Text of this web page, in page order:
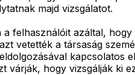
majd vizsgálatot.
felhasználóit azáltal,
vetették a társaság
kapcsolatos
hogy vizsgálják ki